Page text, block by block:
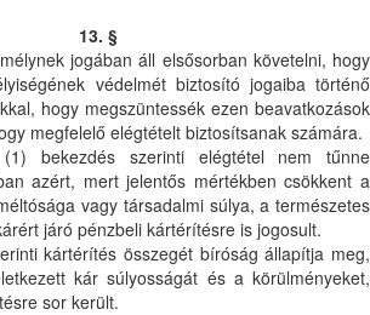
13. §
jogában áll elsősorban követelni, hogy
védelmét biztosító jogaiba történő
hogy megszüntessék ezen beavatkozások
megfelelő elégtételt biztosítsanak számára.
bekezdés szerinti elégtétel nem tűnne
azért, mert jelentős mértékben csökkent a
vagy társadalmi súlya, a természetes
járó pénzbeli kártérítésre is jogosult.
kártérítés összegét bíróság állapítja meg,
kár súlyosságát és a körülményeket,
sor került.